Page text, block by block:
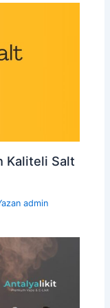
Kaliteli Salt
admin